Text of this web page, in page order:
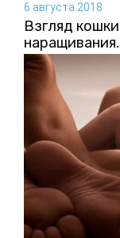
6 августа 2018
Взгляд
наращивания.